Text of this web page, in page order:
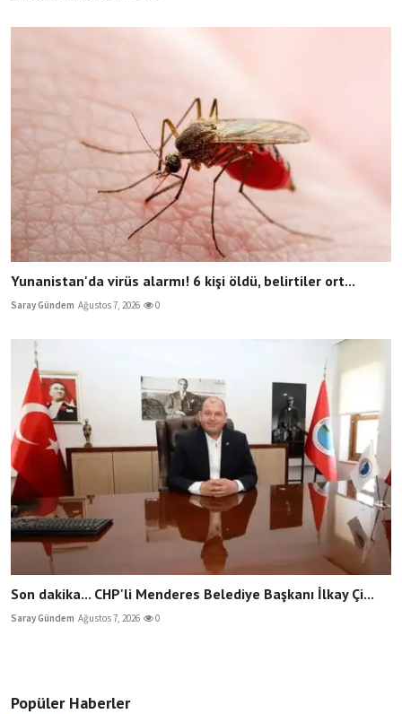
Yunanistan'da virüs alarmı! 6 kişi öldü, belirtiler ort...
Saray Gündem Ağustos 7, 2026 0
Son dakika... CHP'li Menderes Belediye Başkanı İlkay Çi...
Saray Gündem Ağustos 7, 2026 0
Popüler Haberler